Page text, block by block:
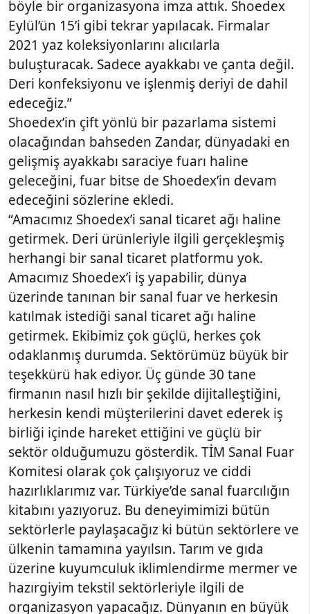
böyle bir organizasyona imza attık. Shoedex
Eylül’ün 15’i gibi tekrar yapılacak. Firmalar
2021 yaz koleksiyonlarını alıcılarla
buluşturacak. Sadece ayakkabı ve çanta değil.
Deri konfeksiyonu ve işlenmiş deriyi de dahil
edeceğiz.”
Shoedex’in çift yönlü bir pazarlama sistemi
olacağından bahseden Zandar, dünyadaki en
gelişmiş ayakkabı saraciye fuarı haline
geleceğini, fuar bitse de Shoedex’in devam
edeceğini sözlerine ekledi.
“Amacımız Shoedex’i sanal ticaret ağı haline
getirmek. Deri ürünleriyle ilgili gerçekleşmiş
herhangi bir sanal ticaret platformu yok.
Amacımız Shoedex’i iş yapabilir, dünya
üzerinde tanınan bir sanal fuar ve herkesin
katılmak istediği sanal ticaret ağı haline
getirmek. Ekibimiz çok güçlü, herkes çok
odaklanmış durumda. Sektörümüz büyük bir
teşekkürü hak ediyor. Üç günde 30 tane
firmanın nasıl hızlı bir şekilde dijitalleştiğini,
herkesin kendi müşterilerini davet ederek iş
birliği içinde hareket ettiğini ve güçlü bir
sektör olduğumuzu gösterdik. TİM Sanal Fuar
Komitesi olarak çok çalışıyoruz ve ciddi
hazırlıklarımız var. Türkiye’de sanal fuarcılığın
kitabını yazıyoruz. Bu deneyimimizi bütün
sektörlerle paylaşacağız ki bütün sektörlere ve
ülkenin tamamına yayılsın. Tarım ve gıda
üzerine kuyumculuk iklimlendirme mermer ve
hazırgiyim tekstil sektörleriyle ilgili de
organizasyon yapacağız. Dünyanın en büyük